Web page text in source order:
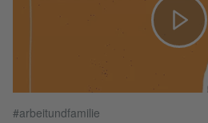
#arbeitundfamilie